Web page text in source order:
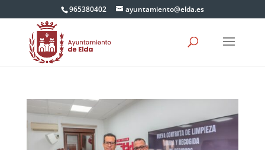
965380402 ayuntamiento@elda.es